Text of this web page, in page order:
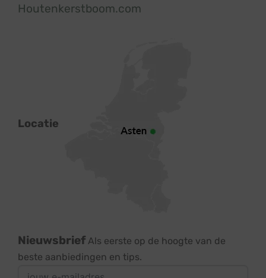
Houtenkerstboom.com
Locatie
Nieuwsbrief Als eerste op de hoogte van de
beste aanbiedingen en tips.